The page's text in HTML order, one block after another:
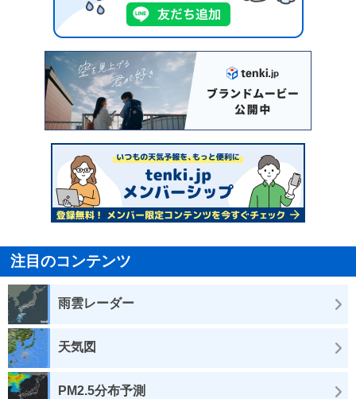
注目のコンテンツ
雨雲レーダー
天気図
PM2.5分布予測